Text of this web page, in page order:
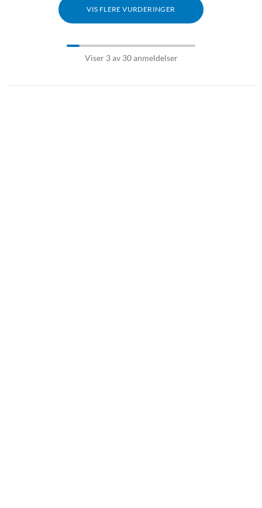
VIS FLERE VURDERINGER
Viser 3 av 30 anmeldelser